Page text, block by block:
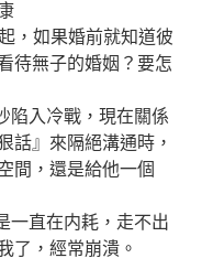
，如果婚前就知道彼
待無子的婚姻？要怎
陷入冷戰，現在關係
話』來隔絕溝通時，
間，還是給他一個
一直在内耗，走不出
了，經常崩潰。